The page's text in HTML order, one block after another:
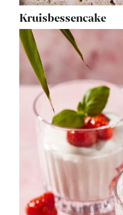
Kruisbessencake